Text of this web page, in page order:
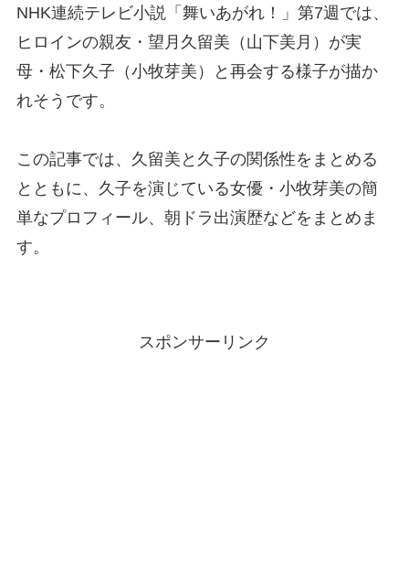
NHK連続テレビ小説「舞いあがれ！」第7週では、
ヒロインの親友・望月久留美（山下美月）が実
母・松下久子（小牧芽美）と再会する様子が描か
れそうです。
この記事では、久留美と久子の関係性をまとめる
とともに、久子を演じている女優・小牧芽美の簡
単なプロフィール、朝ドラ出演歴などをまとめま
す。
スポンサーリンク